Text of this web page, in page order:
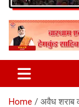
Jan
Home अवैध शराब